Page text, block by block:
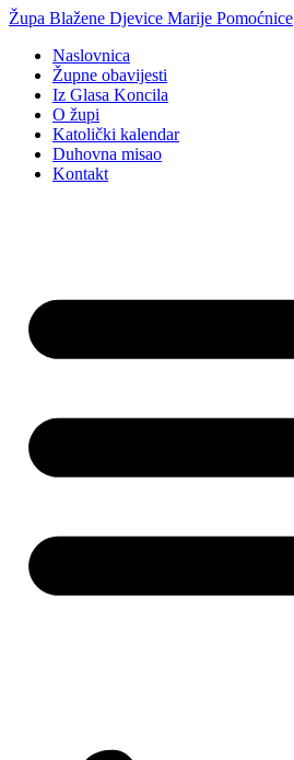
Idi
sadržaj
Župa Blažene Djevice Marije Pomoćnice
Naslovnica
Župne obavijesti
Iz Glasa Koncila
O župi
Katolički kalendar
Duhovna misao
Kontakt